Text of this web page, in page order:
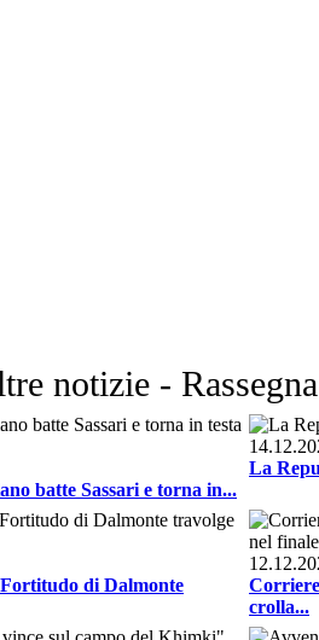
notizie -
batte Sassari e torna in...
La
di Dalmonte
crolla...